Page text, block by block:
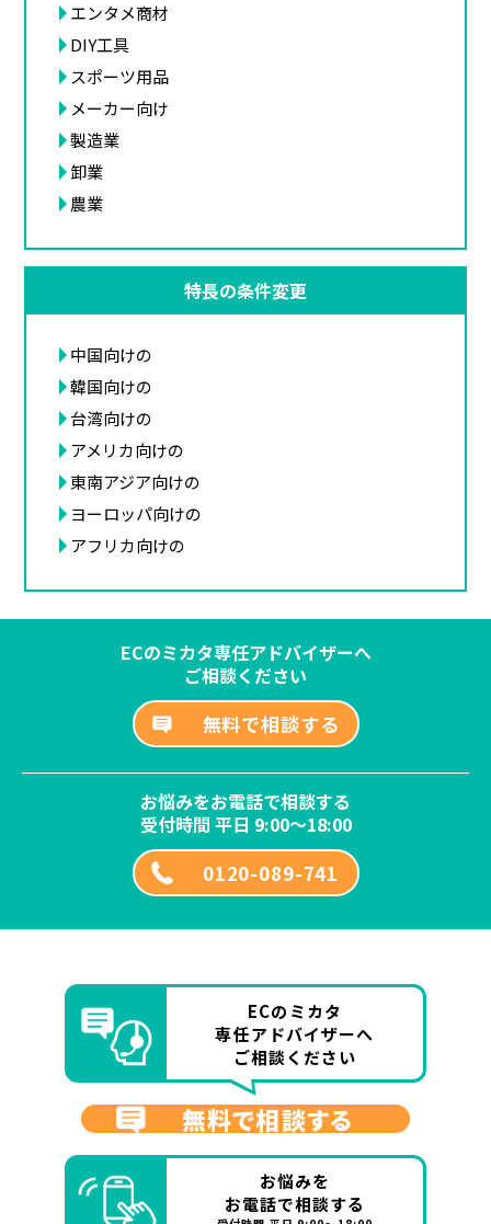
エンタメ商材
DIY工具
スポーツ用品
メーカー向け
製造業
卸業
農業
特長の条件変更
中国向けの
韓国向けの
台湾向けの
アメリカ向けの
東南アジア向けの
ヨーロッパ向けの
アフリカ向けの
ECのミカタ専任アドバイザーへ
ご相談ください
無料で相談する
お悩みをお電話で相談する
受付時間 平日 9:00～18:00
0120-089-741
ECのミカタ
専任アドバイザーへ
ご相談ください
無料で相談する
お悩みを
お電話で相談する